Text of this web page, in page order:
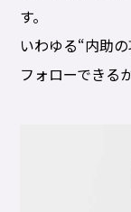
す。
いわゆる“内助
フォローできる